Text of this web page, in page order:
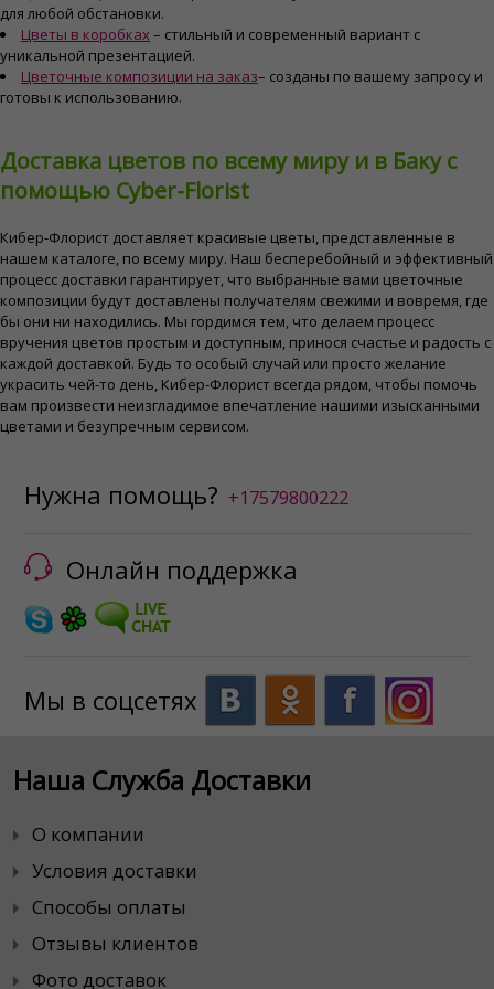
для любой обстановки.
Цветы в коробках – стильный и современный вариант с
уникальной презентацией.
Цветочные композиции на заказ– созданы по вашему запросу и
готовы к использованию.
Доставка цветов по всему миру и в Баку с
помощью Cyber-Florist
Кибер-Флорист доставляет красивые цветы, представленные в
нашем каталоге, по всему миру. Наш бесперебойный и эффективный
процесс доставки гарантирует, что выбранные вами цветочные
композиции будут доставлены получателям свежими и вовремя, где
бы они ни находились. Мы гордимся тем, что делаем процесс
вручения цветов простым и доступным, принося счастье и радость с
каждой доставкой. Будь то особый случай или просто желание
украсить чей-то день, Кибер-Флорист всегда рядом, чтобы помочь
вам произвести неизгладимое впечатление нашими изысканными
цветами и безупречным сервисом.
Нужна помощь? +17579800222
Онлайн поддержка
Мы в соцсетях
Наша Служба Доставки
О компании
Условия доставки
Способы оплаты
Отзывы клиентов
Фото доставок